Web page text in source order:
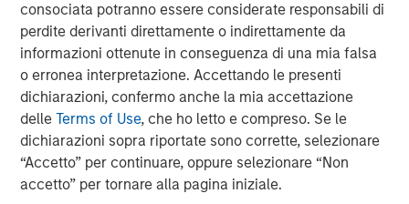
consociata potranno essere considerate responsabili di
perdite derivanti direttamente o indirettamente da
informazioni ottenute in conseguenza di una mia falsa
o erronea interpretazione. Accettando le presenti
dichiarazioni, confermo anche la mia accettazione
delleTerms of Use, che ho letto e compreso. Se le
dichiarazioni sopra riportate sono corrette, selezionare
“Accetto” per continuare, oppure selezionare “Non
accetto” per tornare alla pagina iniziale.
healthcare, education and industrials markets with an
emphasis on driving significant organic and acquisition
growth through an operationally focused approach. For
further information about Morgan Stanley Capital
Partners, please visit
www.morganstanley.com/im/capitalpartners.
About Morgan Stanley Investment Management